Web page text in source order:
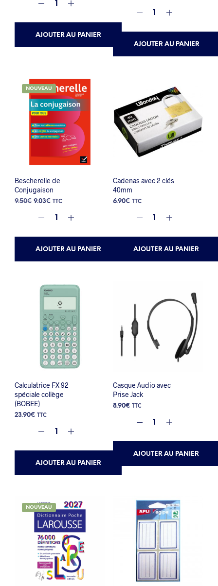
AJOUTER AU PANIER
AJOUTER AU PANIER
NOUVEAU
Bescherelle de
Conjugaison
9.50€ Le
initial
9.50€.
9.03€ Le
actuel
9.03€.
TTC
AJOUTER AU PANIER
Cadenas avec 2 clés
40mm
6.90€ TTC
AJOUTER AU PANIER
Calculatrice FX 92
spéciale collège
(BOBEE)
23.90€ TTC
AJOUTER AU PANIER
Casque Audio avec
Prise Jack
8.90€ TTC
AJOUTER AU PANIER
NOUVEAU